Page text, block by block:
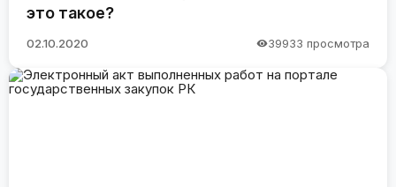
это такое?
02.10.2020 39933 просмотра